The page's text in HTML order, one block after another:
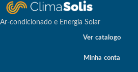
Ar-condicionado e Energia Solar
Ver catalogo
Minha conta